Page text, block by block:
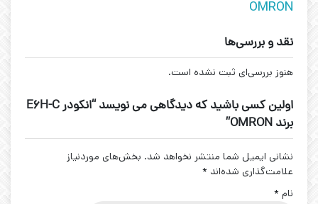
OMRON
نقد و بررسی‌ها
هنوز بررسی‌ای ثبت نشده است.
اولین کسی باشید که دیدگاهی می نویسد “انکودر E6H-C
برند OMRON”
نشانی ایمیل شما منتشر نخواهد شد. بخش‌های موردنیاز
علامت‌گذاری شده‌اند *
نام *